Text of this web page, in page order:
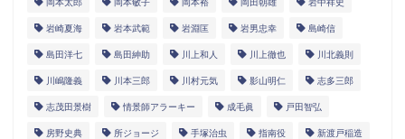
岡本太郎 岡本敏子 岡本裕 岡田朝雄 岩中祥史
岩崎夏海 岩本武範 岩淵匡 岩男忠幸 島崎信
島田洋七 島田紳助 川上和人 川上徹也 川北義則
川嶋隆義 川本三郎 川村元気 影山明仁 志多三郎
志茂田景樹 情景師アラーキー 成毛眞 戸田智弘
房野史典 所ジョージ 手塚治虫 指南役 新渡戸稲造